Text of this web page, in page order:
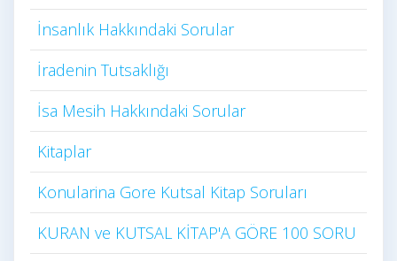
İnsanlık Hakkındaki Sorular
İradenin Tutsaklığı​
İsa Mesih Hakkındaki Sorular
Kitaplar
Konularina Gore Kutsal Kitap Soruları
KURAN ve KUTSAL KİTAP'A GÖRE 100 SORU